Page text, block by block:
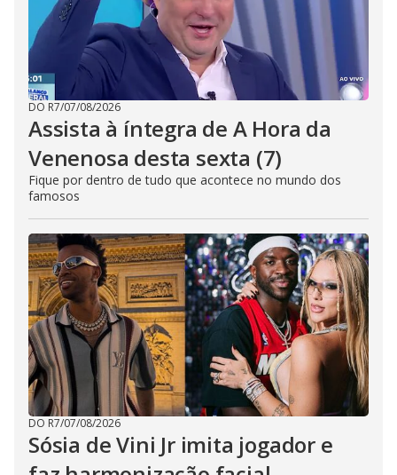
DO R7/07/08/2026
Assista à íntegra de A Hora da
Venenosa desta sexta (7)
Fique por dentro de tudo que acontece no mundo dos
famosos
DO R7/07/08/2026
Sósia de Vini Jr imita jogador e